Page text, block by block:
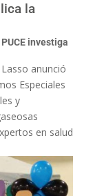
la
PUCE investiga
anunció
Especiales
y
en salud